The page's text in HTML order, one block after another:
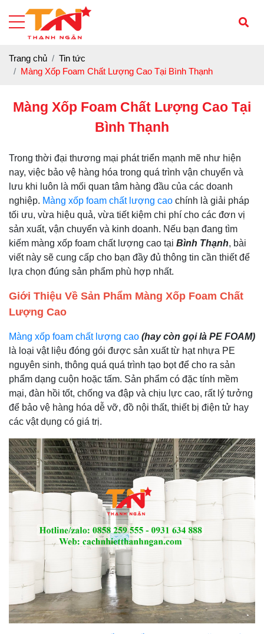
Trang chủ
Tin tức
Màng Xốp Foam Chất Lượng Cao Tại Bình Thạnh
Màng Xốp Foam Chất Lượng Cao Tại
Bình Thạnh
Trong thời đại thương mại phát triển mạnh mẽ như hiện
nay, việc bảo vệ hàng hóa trong quá trình vận chuyển và
lưu khi luôn là mối quan tâm hàng đầu của các doanh
nghiệp. Màng xốp foam chất lượng cao chính là giải pháp
tối ưu, vừa hiệu quả, vừa tiết kiệm chi phí cho các đơn vị
sản xuất, vận chuyển và kinh doanh. Nếu bạn đang tìm
kiếm màng xốp foam chất lượng cao tại Bình Thạnh, bài
viết này sẽ cung cấp cho bạn đầy đủ thông tin cần thiết để
lựa chọn đúng sản phẩm phù hợp nhất.
Giới Thiệu Về Sản Phẩm Màng Xốp Foam Chất
Lượng Cao
Màng xốp foam chất lượng cao (hay còn gọi là PE FOAM)
là loại vật liệu đóng gói được sản xuất từ hạt nhựa PE
nguyên sinh, thông quá quá trình tạo bọt để cho ra sản
phẩm dạng cuộn hoặc tấm. Sản phẩm có đặc tính mềm
mại, đàn hồi tốt, chống va đập và chịu lực cao, rất lý tưởng
để bảo vệ hàng hóa dễ vỡ, đồ nội thất, thiết bị điện tử hay
các vật dụng có giá trị.